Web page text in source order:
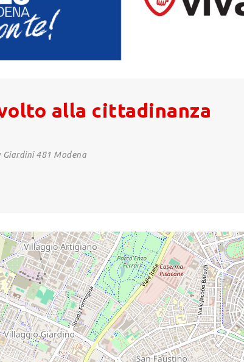
alla cittadinanza
Giardini 481 Modena